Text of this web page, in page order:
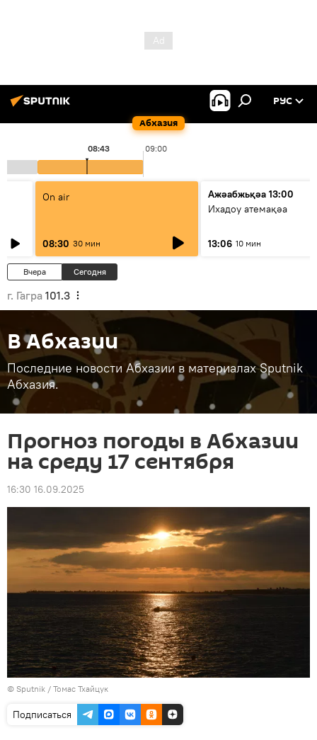
Абхазия
РУС
09:00
08:43
On air
08:30 30 мин
Ажәабжьқәа 13:00
Ихадоу атемақәа
13:06 10 мин
Вчера Сегодня
г. Гагра 101.3
В Абхазии
Последние новости Абхазии в материалах Sputnik
Абхазия.
Прогноз погоды в Абхазии
на среду 17 сентября
16:30 16.09.2025
© Sputnik / Томас Тхайцук
Подписаться